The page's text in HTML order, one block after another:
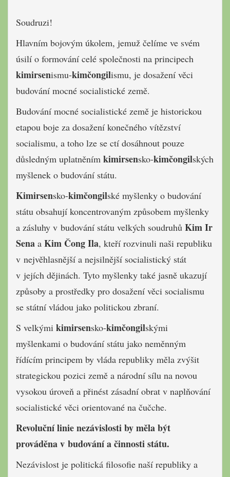
Soudruzi!
Hlavním bojovým úkolem, jemuž čelíme ve svém
úsilí o formování celé společnosti na principech
kimirsenismu-kimčongilismu, je dosažení věci
budování mocné socialistické země.
Budování mocné socialistické země je historickou
etapou boje za dosažení konečného vítězství
socialismu, a toho lze se ctí dosáhnout pouze
důsledným uplatněním kimirsensko-kimčongilských
myšlenek o budování státu.
Kimirsensko-kimčongilské myšlenky o budování
státu obsahují koncentrovaným způsobem myšlenky
a zásluhy v budování státu velkých soudruhů Kim Ir
Sena a Kim Čong Ila, kteří rozvinuli naši republiku
v nejvěhlasnější a nejsilnější socialistický stát
v jejích dějinách. Tyto myšlenky také jasně ukazují
způsoby a prostředky pro dosažení věci socialismu
se státní vládou jako politickou zbraní.
S velkými kimirsensko-kimčongilskými
myšlenkami o budování státu jako neměnným
řídícím principem by vláda republiky měla zvýšit
strategickou pozici země a národní sílu na novou
vysokou úroveň a přinést zásadní obrat v naplňování
socialistické věci orientované na čučche.
Revoluční linie nezávislosti by měla být
prováděna v budování a činnosti státu.
Nezávislost je politická filosofie naší republiky a